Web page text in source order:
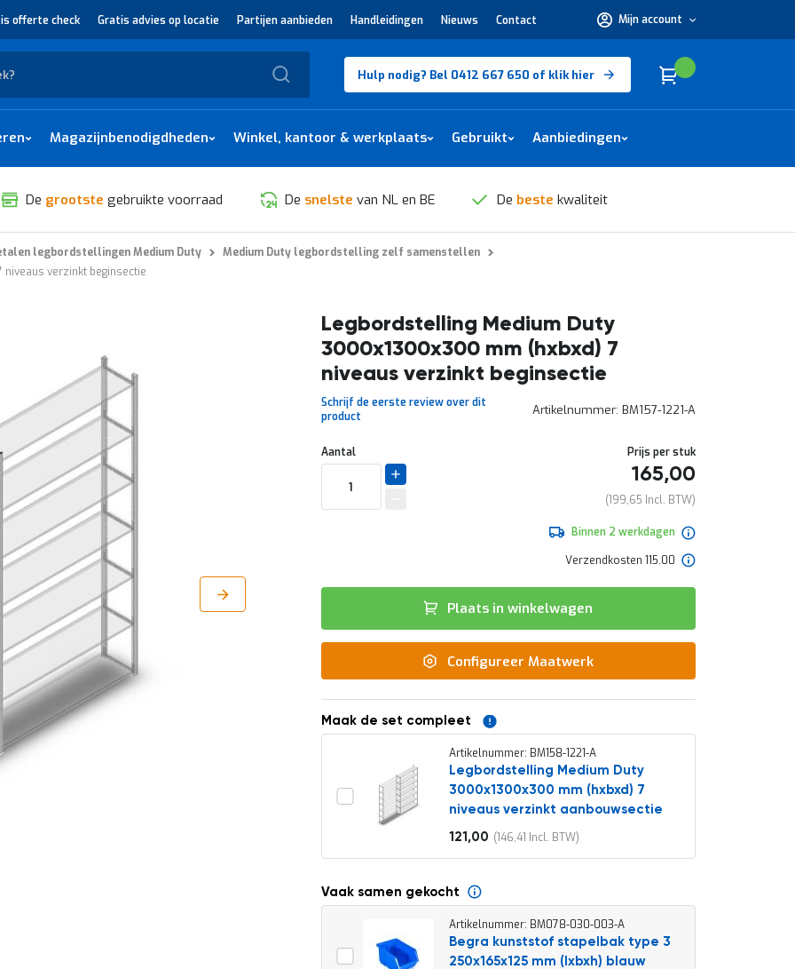
offerte check Gratis advies op locatie Partijen aanbieden Handleidingen Nieuws Contact Mijn account
nodig?
Hulp nodig? Bel 0412 667 650 of klik hier Winkelwagen
Cart
Magazijnbenodigdheden Winkel, kantoor & werkplaats Gebruikt Aanbiedingen
De grootste gebruikte voorraad De snelste van NL en BE De beste kwaliteit
legbordstellingen Medium Duty
Medium Duty legbordstelling zelf samenstellen
verzinkt beginsectie
Legbordstelling Medium Duty
3000x1300x300 mm (hxbxd) 7
niveaus verzinkt beginsectie
Schrijf de eerste review over dit
product
Artikelnummer BM157-1221-A
Uw
aanpassing
DIRECT
LEVERBAAR
Aantal Prijs per stuk
165,00
199,65
Binnen 2 werkdagen
Verzendkosten 115.00
Plaats in winkelwagen
Configureer Maatwerk
Maak de set compleet
Artikelnummer: BM158-1221-A
Legbordstelling Medium Duty
3000x1300x300 mm (hxbxd) 7
niveaus verzinkt aanbouwsectie
Vanaf
121,00 146,41
Vaak samen gekocht
Artikelnummer: BM078-030-003-A
Begra kunststof stapelbak type 3
250x165x125 mm (lxbxh) blauw